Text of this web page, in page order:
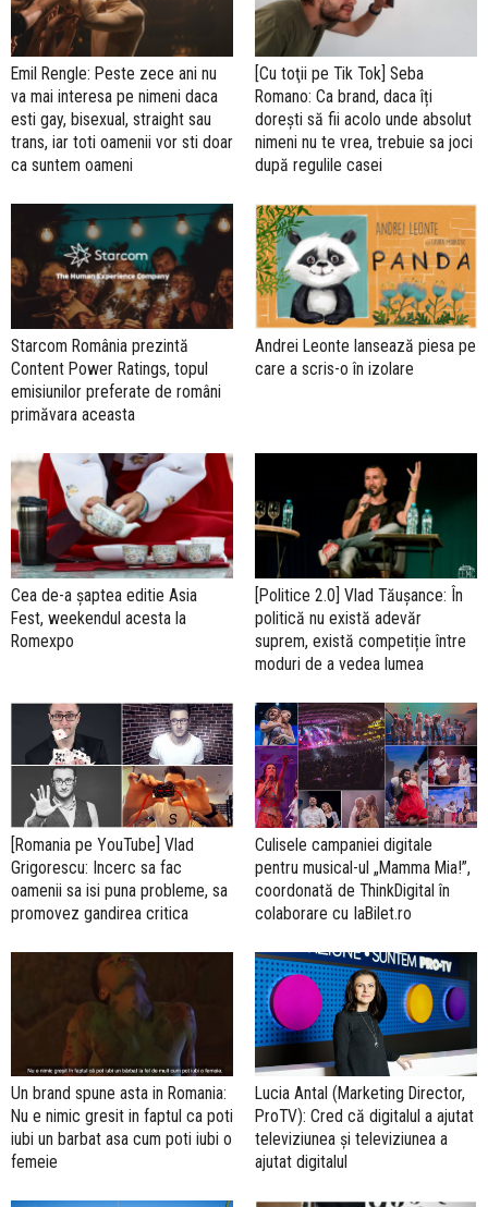
Emil Rengle: Peste zece ani nu
va mai interesa pe nimeni daca
esti gay, bisexual, straight sau
trans, iar toti oamenii vor sti doar
ca suntem oameni
[Cu toţii pe Tik Tok] Seba
Romano: Ca brand, daca îți
dorești să fii acolo unde absolut
nimeni nu te vrea, trebuie sa joci
după regulile casei
Starcom România prezintă
Content Power Ratings, topul
emisiunilor preferate de români
primăvara aceasta
Andrei Leonte lansează piesa pe
care a scris-o în izolare
Cea de-a șaptea editie Asia
Fest, weekendul acesta la
Romexpo
[Politice 2.0] Vlad Tăușance: În
politică nu există adevăr
suprem, există competiție între
moduri de a vedea lumea
[Romania pe YouTube] Vlad
Grigorescu: Incerc sa fac
oamenii sa isi puna probleme, sa
promovez gandirea critica
Culisele campaniei digitale
pentru musical-ul „Mamma Mia!”,
coordonată de ThinkDigital în
colaborare cu IaBilet.ro
Un brand spune asta in Romania:
Nu e nimic gresit in faptul ca poti
iubi un barbat asa cum poti iubi o
femeie
Lucia Antal (Marketing Director,
ProTV): Cred că digitalul a ajutat
televiziunea și televiziunea a
ajutat digitalul